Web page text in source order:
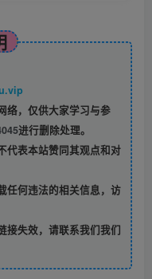
络，仅供大家学习与参
进行删除处理。
代表本站赞同其观点和对
任何违法的相关信息，访
接失效，请联系我们我们